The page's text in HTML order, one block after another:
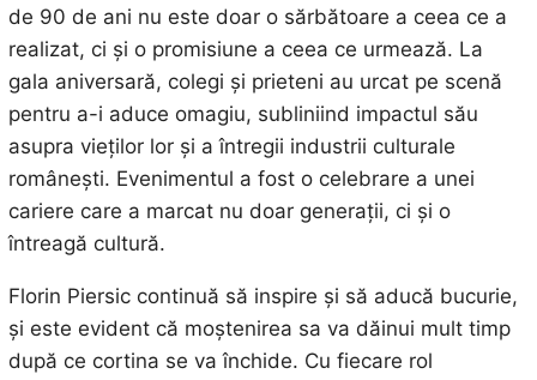
de 90 de ani nu este doar o sărbătoare a ceea ce a
realizat, ci și o promisiune a ceea ce urmează. La
gala aniversară, colegi și prieteni au urcat pe scenă
pentru a-i aduce omagiu, subliniind impactul său
asupra vieților lor și a întregii industrii culturale
românești. Evenimentul a fost o celebrare a unei
cariere care a marcat nu doar generații, ci și o
întreagă cultură.
Florin Piersic continuă să inspire și să aducă bucurie,
și este evident că moștenirea sa va dăinui mult timp
după ce cortina se va închide. Cu fiecare rol